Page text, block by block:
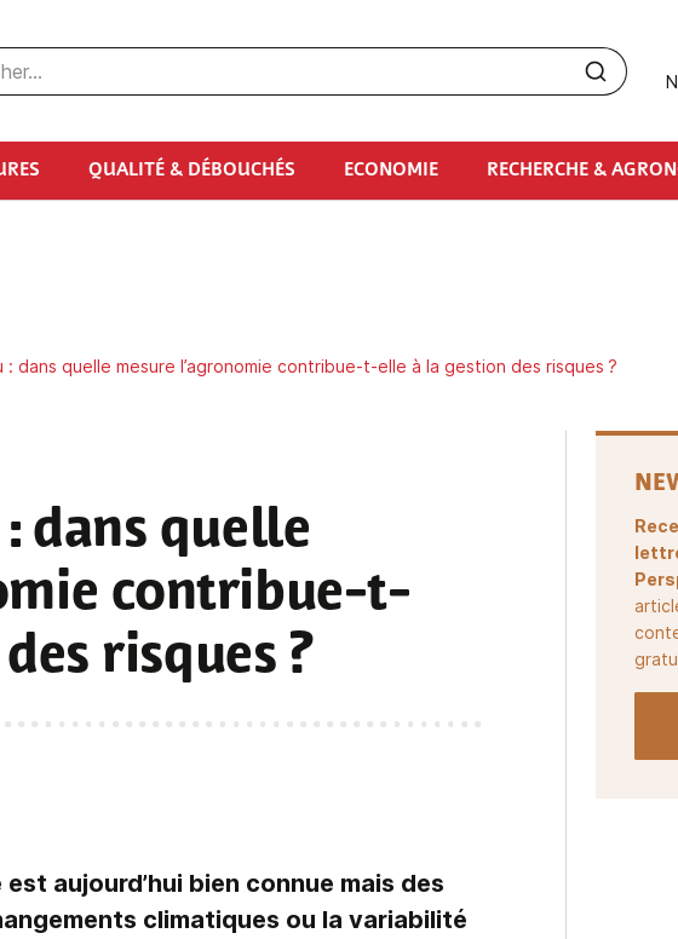
QUALITÉ & DÉBOUCHÉS ECONOMIE RECHERCHE &
dans quelle mesure l’agronomie contribue-t-elle à la gestion des risques ?
: dans quelle
contribue-t-
risques ?
aujourd’hui bien connue mais des
climatiques ou la variabilité